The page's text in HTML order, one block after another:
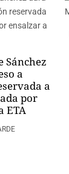
Sánchez
a
a
por
ETA